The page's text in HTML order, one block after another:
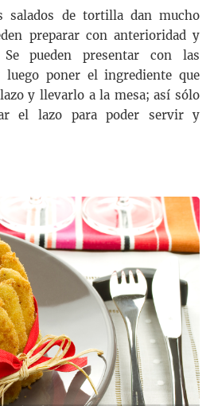
salados de tortilla dan mucho
preparar con anterioridad y
pueden presentar con las
luego poner el ingrediente que
y llevarlo a la mesa; así sólo
el lazo para poder servir y